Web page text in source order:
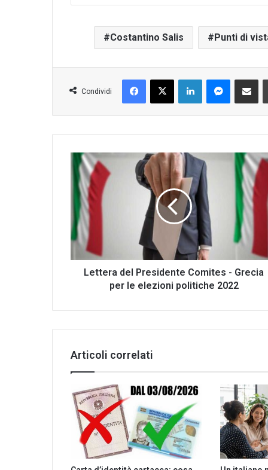
Costantino Salis Punti di
Condividi
Facebook
X LinkedInMessenger
Lettera
del
Presidente
Comites
Grecia
per
elezioni
politiche
Lettera del Presidente Comites - Grecia
per le elezioni politiche 2022
Articoli correlati